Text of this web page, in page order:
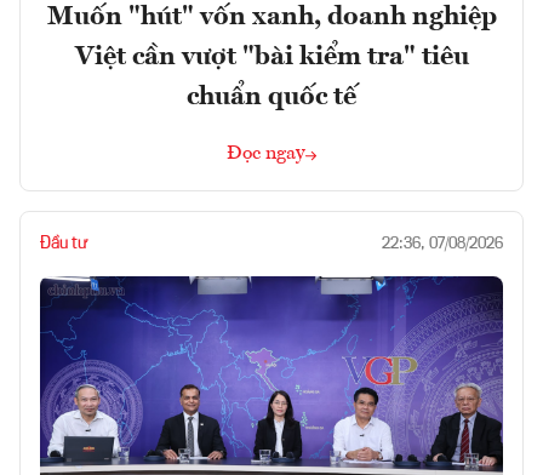
Muốn "hút" vốn xanh, doanh nghiệp
Việt cần vượt "bài kiểm tra" tiêu
chuẩn quốc tế
Đọc ngay
Đầu tư 22:36, 07/08/2026